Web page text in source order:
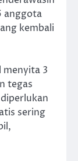
anggota
kembali
menyita 3
tegas
sering